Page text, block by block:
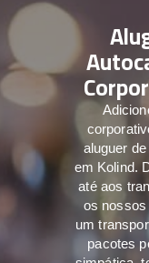
aluguer
em Kolind.
até aos
os
um
pacotes